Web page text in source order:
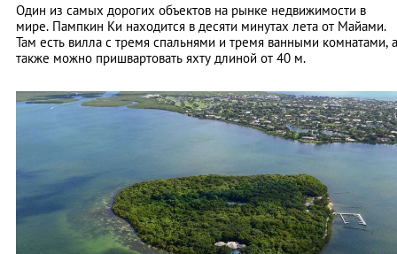
Один из самых дорогих объектов на рынке недвижимости в
мире. Пампкин Ки находится в десяти минутах лета от Майами.
Там есть вилла с тремя спальнями и тремя ванными комнатами, а
также можно пришвартовать яхту длиной от 40 м.